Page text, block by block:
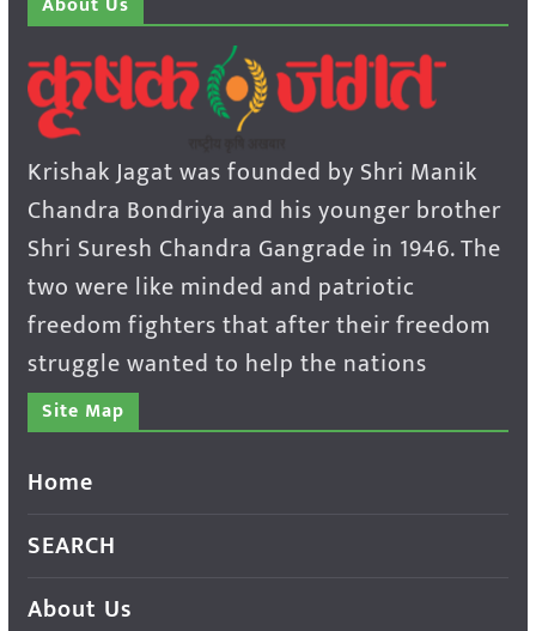
Krishak Jagat was founded by Shri Manik
Chandra Bondriya and his younger brother
Shri Suresh Chandra Gangrade in 1946. The
two were like minded and patriotic
freedom fighters that after their freedom
struggle wanted to help the nations
Site Map
Home
SEARCH
About Us